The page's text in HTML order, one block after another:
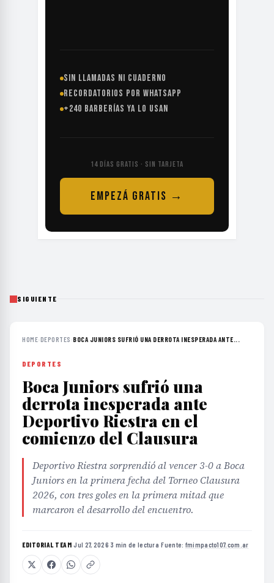
SIN LLAMADAS NI CUADERNO
RECORDATORIOS POR WHATSAPP
+240 BARBERÍAS YA LO USAN
14 DÍAS GRATIS · SIN TARJETA
EMPEZÁ GRATIS →
SIGUIENTE
HOME›DEPORTES ›BOCA JUNIORS SUFRIÓ UNA DERROTA INESPERADA ANTE...
DEPORTES
Boca Juniors sufrió una
derrota inesperada ante
Deportivo Riestra en el
comienzo del Clausura
Deportivo Riestra sorprendió al vencer 3-0 a Boca
Juniors en la primera fecha del Torneo Clausura
2026, con tres goles en la primera mitad que
marcaron el desarrollo del encuentro.
EDITORIAL TEAM·Jul 27, 2026·3 min de lectura·Fuente: fmimpacto107.com.ar